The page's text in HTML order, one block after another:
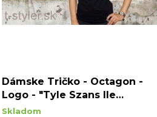
Dámske Tričko - Octagon -
Logo - "Tyle Szans Ile
Odwagi" - Čierne
Skladom